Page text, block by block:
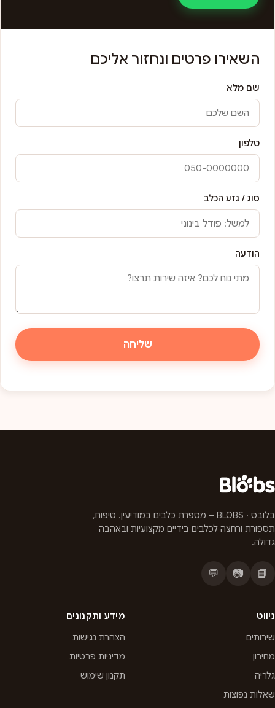
השאירו פרטים ונחזור אליכם
שם מלא
טלפון
סוג / גזע הכלב
הודעה
שליחה
בלובס · BLOBS – מספרת כלבים במודיעין. טיפוח,
תספורת ורחצה לכלבים בידיים מקצועיות ובאהבה
גדולה.
📘
📷
💬
ניווט
שירותים
מחירון
גלריה
שאלות נפוצות
מידע ותקנונים
הצהרת נגישות
מדיניות פרטיות
תקנון שימוש